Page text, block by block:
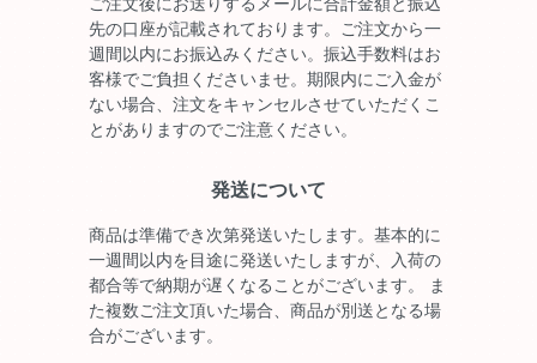
ご注文後にお送りするメールに合計金額と振込
先の口座が記載されております。ご注文から一
週間以内にお振込みください。振込手数料はお
客様でご負担くださいませ。期限内にご入金が
ない場合、注文をキャンセルさせていただくこ
とがありますのでご注意ください。
発送について
商品は準備でき次第発送いたします。基本的に
一週間以内を目途に発送いたしますが、入荷の
都合等で納期が遅くなることがございます。 ま
た複数ご注文頂いた場合、商品が別送となる場
合がございます。